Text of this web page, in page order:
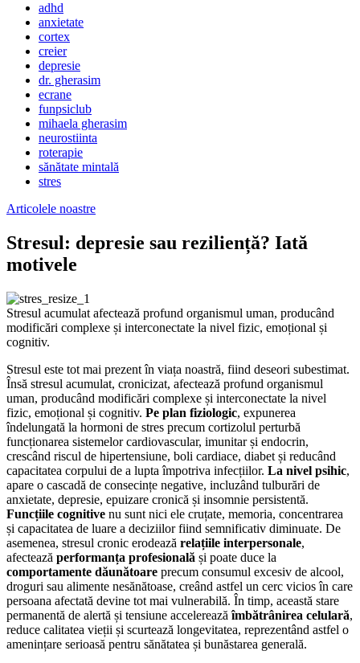
adhd
anxietate
cortex
creier
depresie
dr. gherasim
ecrane
funpsiclub
mihaela gherasim
neurostiinta
roterapie
sănătate mintală
stres
Articolele noastre
Stresul: depresie sau reziliență? Iată
motivele
Stresul acumulat afectează profund organismul uman, producând
modificări complexe și interconectate la nivel fizic, emoțional și
cognitiv.
Stresul este tot mai prezent în viața noastră, fiind deseori subestimat.
Însă stresul acumulat, cronicizat, afectează profund organismul
uman, producând modificări complexe și interconectate la nivel
fizic, emoțional și cognitiv. Pe plan fiziologic, expunerea
îndelungată la hormoni de stres precum cortizolul perturbă
funcționarea sistemelor cardiovascular, imunitar și endocrin,
crescând riscul de hipertensiune, boli cardiace, diabet și reducând
capacitatea corpului de a lupta împotriva infecțiilor. La nivel psihic,
apare o cascadă de consecințe negative, incluzând tulburări de
anxietate, depresie, epuizare cronică și insomnie persistentă.
Funcțiile cognitive nu sunt nici ele cruțate, memoria, concentrarea
și capacitatea de luare a deciziilor fiind semnificativ diminuate. De
asemenea, stresul cronic erodează relațiile interpersonale,
afectează performanța profesională și poate duce la
comportamente dăunătoare precum consumul excesiv de alcool,
droguri sau alimente nesănătoase, creând astfel un cerc vicios în care
persoana afectată devine tot mai vulnerabilă. În timp, această stare
permanentă de alertă și tensiune accelereazăîmbătrânirea celulară,
reduce calitatea vieții și scurtează longevitatea, reprezentând astfel o
amenințare serioasă pentru sănătatea și bunăstarea generală.